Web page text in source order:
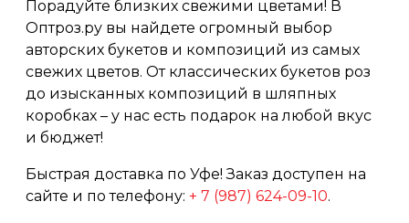
Порадуйте близких свежими цветами! В
Оптроз.ру вы найдете огромный выбор
авторских букетов и композиций из самых
свежих цветов. От классических букетов роз
до изысканных композиций в шляпных
коробках – у нас есть подарок на любой вкус
и бюджет!
Быстрая доставка по Уфе! Заказ доступен на
сайте и по телефону: + 7 (987) 624-09-10.